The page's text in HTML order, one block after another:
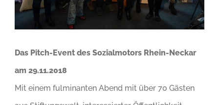
Das Pitch-Event des Sozialmotors Rhein-Neckar
am 29.11.2018
Mit einem fulminanten Abend mit über 70 Gästen